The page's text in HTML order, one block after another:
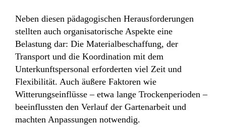
Neben diesen pädagogischen Herausforderungen
stellten auch organisatorische Aspekte eine
Belastung dar: Die Materialbeschaffung, der
Transport und die Koordination mit dem
Unterkunftspersonal erforderten viel Zeit und
Flexibilität. Auch äußere Faktoren wie
Witterungseinflüsse – etwa lange Trockenperioden –
beeinflussten den Verlauf der Gartenarbeit und
machten Anpassungen notwendig.